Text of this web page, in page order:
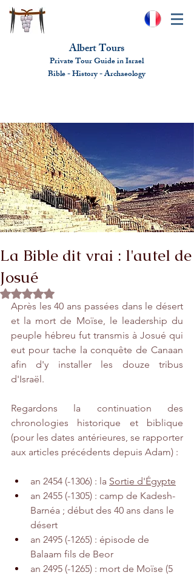
Albert Tours
Private Tour Guide in Israel
Bible - History - Archaeology
La Bible dit vrai : l'autel de
Josué
Rated NaN out of 5 stars.
Après les 40 ans passées dans le désert
et la mort de Moïse, le leadership du
peuple hébreu fut transmis à Josué qui
eut pour tache la conquête de Canaan
afin d'y installer les douze tribus
d'Israël.
Regardons la continuation des
chronologies historique et biblique
(pour les dates antérieures, se rapporter
aux articles précédents depuis Adam) :
an 2454 (-1306) : la Sortie d'Égypte
an 2455 (-1305) : camp de Kadesh-
Barnéa ; début des 40 ans dans le
désert
an 2495 (-1265) : épisode de
Balaam fils de Beor
an 2495 (-1265) : mort de Moïse (5